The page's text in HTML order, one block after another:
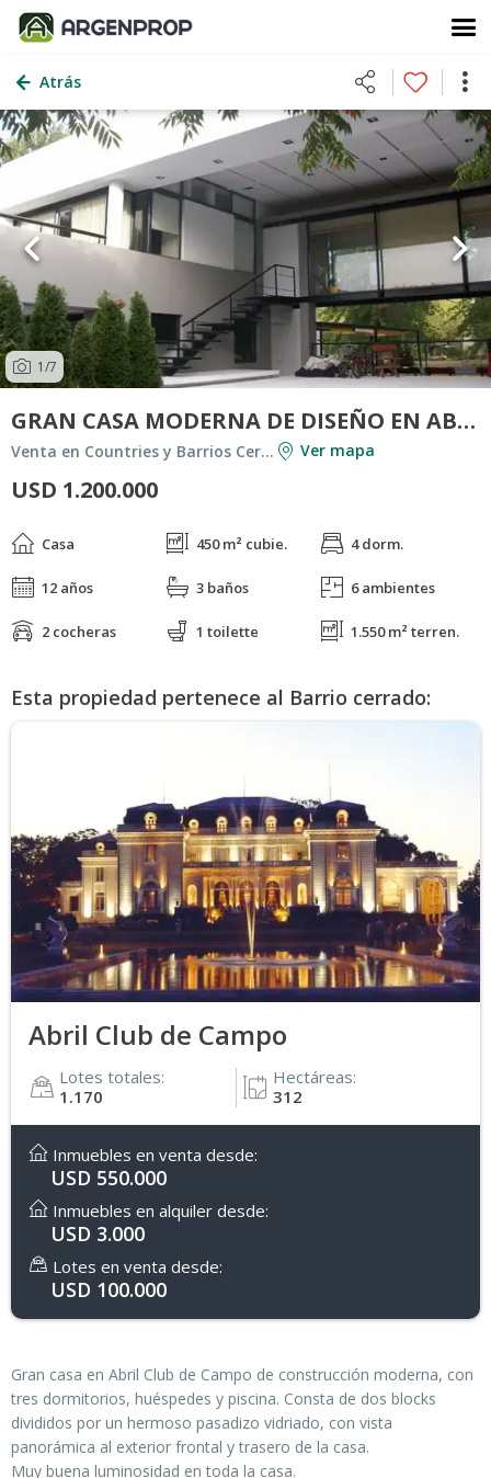
Atrás
1/7
GRAN CASA MODERNA DE DISEÑO EN ABRIL
Venta en Countries y Barrios Cerrados en Berazategui Ver mapa
USD 1.200.000
Casa 450 m² cubie. 4 dorm.
12 años 3 baños 6 ambientes
2 cocheras 1 toilette 1.550 m² terren.
Esta propiedad pertenece al Barrio cerrado:
Abril Club de Campo
Lotes totales:
1.170
Hectáreas:
312
Inmuebles en venta desde:
USD 550.000
Inmuebles en alquiler desde:
USD 3.000
Lotes en venta desde:
USD 100.000
Gran casa en Abril Club de Campo de construcción moderna, con
tres dormitorios, huéspedes y piscina. Consta de dos blocks
divididos por un hermoso pasadizo vidriado, con vista
panorámica al exterior frontal y trasero de la casa.
Muy buena luminosidad en toda la casa.